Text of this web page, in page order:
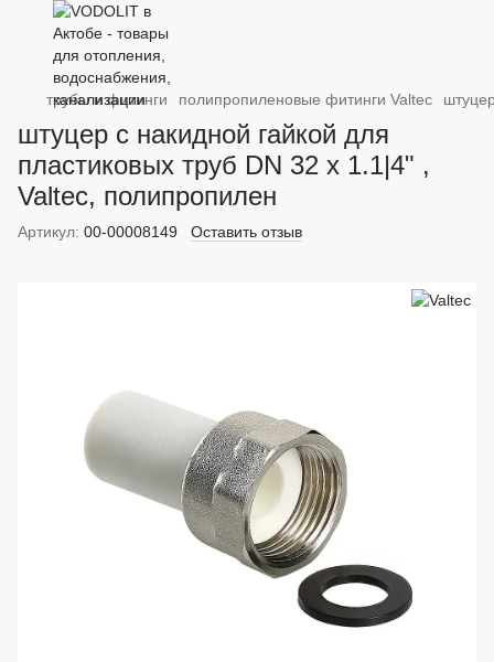
трубы и фитинги полипропиленовые фитинги Valtec
штуцер с накидной гайкой для
пластиковых труб DN 32 х 1.1|4" ,
Valtec, полипропилен
Артикул: 00-00008149 Оставить отзыв